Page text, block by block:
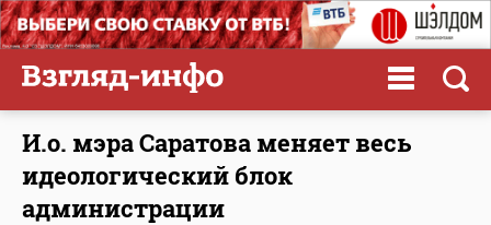
И.о. мэра Саратова меняет весь
идеологический блок
администрации